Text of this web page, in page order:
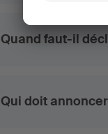
Quand faut-il
Qui doit